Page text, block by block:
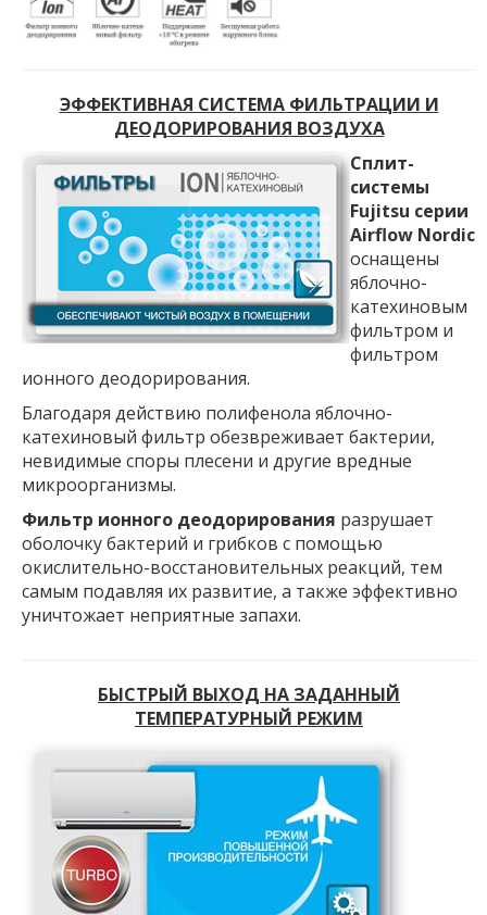
ЭФФЕКТИВНАЯ СИСТЕМА ФИЛЬТРАЦИИ И
ДЕОДОРИРОВАНИЯ ВОЗДУХА
Сплит-
системы
Fujitsu серии
Airflow Nordic
оснащены
яблочно-
катехиновым
фильтром и
фильтром
ионного деодорирования.
Благодаря действию полифенола яблочно-
катехиновый фильтр обезвреживает бактерии,
невидимые споры плесени и другие вредные
микроорганизмы.
Фильтр ионного деодорирования разрушает
оболочку бактерий и грибков с помощью
окислительно-восстановительных реакций, тем
самым подавляя их развитие, а также эффективно
уничтожает неприятные запахи.
БЫСТРЫЙ ВЫХОД НА ЗАДАННЫЙ
ТЕМПЕРАТУРНЫЙ РЕЖИМ